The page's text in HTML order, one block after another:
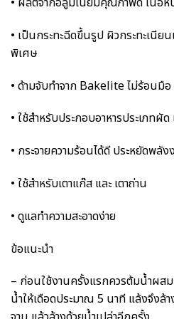
• เป็นกระทะฉีดขึ้นรูป ผิวกระทะเนีย
พิเศษ
• ด้ามจับทำจาก Bakelite ไม่ร้อนมื
• ใช้สำหรับประกอบอาหารประเภทผั
• กระจายความร้อนได้ดี ประหยัดพลัง
• ใช้สำหรับเตาแก๊ส และ เตาถ่าน
• ดูแลทำความสะอาดง่าย
ข้อแนะนำ
– ก่อนใช้งานครั้งแรกควรต้มน้ำผส
น้ำให้เดือดประมาณ 5 นาที แล้งจึงล้า